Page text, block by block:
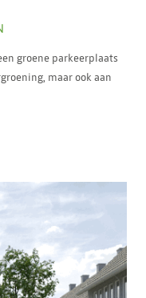
groene parkeerplaats
maar ook aan